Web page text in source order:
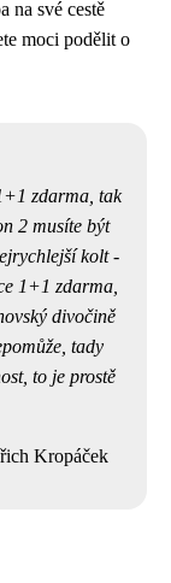
na své cestě
moci podělit o
zdarma, tak
2 musíte být
kolt -
1+1 zdarma
divočině
tady
to je prostě
Kropáček